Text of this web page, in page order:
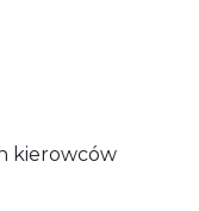
kierowców